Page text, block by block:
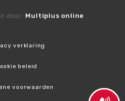
door: Multiplus online
verklaring
beleid
voorwaarden